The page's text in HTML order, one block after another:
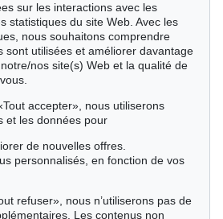
45
et littérature d'art
la part de Ketterer Kunst GmbH &
Mes données seront
cette fin et ne seront pas
sur les interactions avec les
statistiques du site Web. Avec les
nous souhaitons comprendre
sont utilisées et améliorer davantage
nos site(s) Web et la qualité de
accepter», nous utiliserons
et les données pour
de nouvelles offres.
personnalisés, en fonction de vos
refuser», nous n’utiliserons pas de
Les contenus non